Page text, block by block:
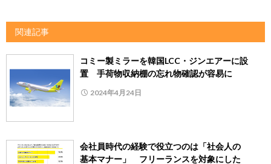
関連記事
コミー製ミラーを韓国LCC・ジンエアーに設
置 手荷物収納棚の忘れ物確認が容易に
2024年4月24日
会社員時代の経験で役立つのは「社会人の
基本マナー」 フリーランスを対象にした